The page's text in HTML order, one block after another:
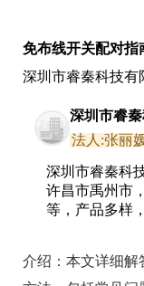
免布线开关配对指
深圳市睿秦科技有
深圳市睿
法人:张丽
深圳市睿秦科
许昌市禹州市
等，产品多样
介绍： 本文详细解